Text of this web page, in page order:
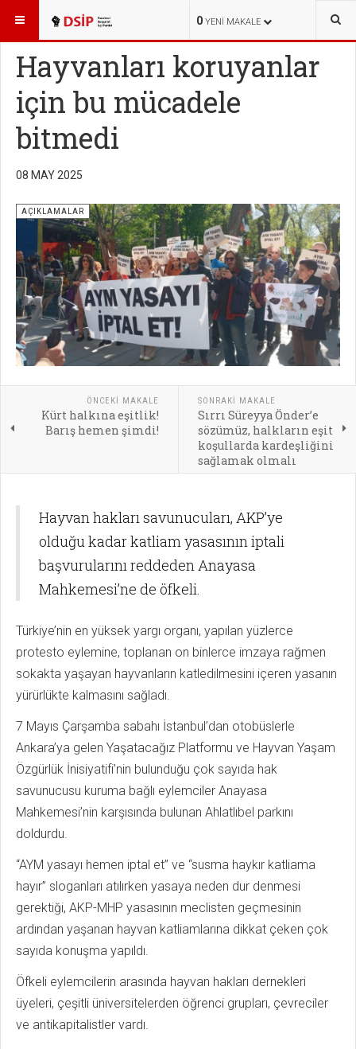
0 YENI MAKALE
BURADASINIZ: HABERLER AÇIKLAMALAR
Hayvanları koruyanlar
için bu mücadele
bitmedi
08 MAY 2025
AÇIKLAMALAR
ÖNCEKI MAKALE
Kürt halkına eşitlik!
Barış hemen şimdi!
SONRAKI MAKALE
Sırrı Süreyya Önder’e
sözümüz, halkların eşit
koşullarda kardeşliğini
sağlamak olmalı
Hayvan hakları savunucuları, AKP’ye
olduğu kadar katliam yasasının iptali
başvurularını reddeden Anayasa
Mahkemesi’ne de öfkeli.
Türkiye’nin en yüksek yargı organı, yapılan yüzlerce
protesto eylemine, toplanan on binlerce imzaya rağmen
sokakta yaşayan hayvanların katledilmesini içeren yasanın
yürürlükte kalmasını sağladı.
7 Mayıs Çarşamba sabahı İstanbul’dan otobüslerle
Ankara’ya gelen Yaşatacağız Platformu ve Hayvan Yaşam
Özgürlük İnisiyatifi’nin bulunduğu çok sayıda hak
savunucusu kuruma bağlı eylemciler Anayasa
Mahkemesi’nin karşısında bulunan Ahlatlıbel parkını
doldurdu.
“AYM yasayı hemen iptal et” ve “susma haykır katliama
hayır” sloganları atılırken yasaya neden dur denmesi
gerektiği, AKP-MHP yasasının meclisten geçmesinin
ardından yaşanan hayvan katliamlarına dikkat çeken çok
sayıda konuşma yapıldı.
Öfkeli eylemcilerin arasında hayvan hakları dernekleri
üyeleri, çeşitli üniversitelerden öğrenci grupları, çevreciler
ve antikapitalistler vardı.